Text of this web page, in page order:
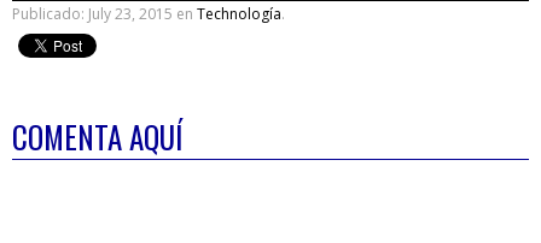
Publicado: July 23, 2015 en Technología.
COMENTA AQUÍ